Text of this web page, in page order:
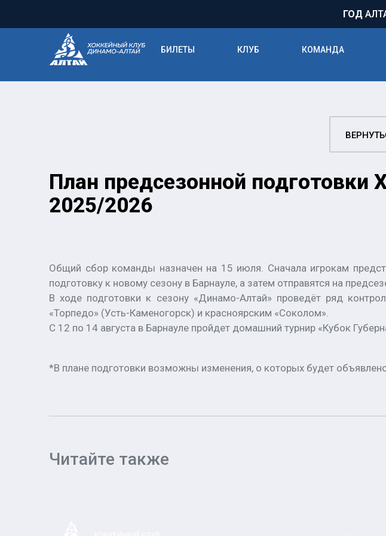
ГОД
БИЛЕТЫ КЛУБ КОМАНДА
План предсезонной подготовки
2025/2026
Общий сбор команды назначен на 15 июля. Сначала игрокам
подготовку к новому сезону в Барнауле, а затем отправятся на
В ходе подготовки к сезону «Динамо-Алтай» проведёт ряд
«Торпедо» (Усть-Каменогорск) и красноярским «Соколом».
С 12 по 14 августа в Барнауле пройдет домашний турнир «Кубок
*В плане подготовки возможны изменения, о которых будет
Читайте также